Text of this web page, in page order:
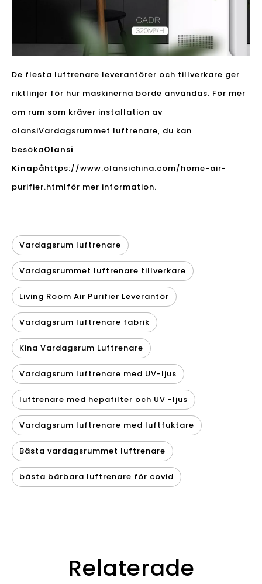
De flesta luftrenare leverantörer och tillverkare ger
riktlinjer för hur maskinerna borde användas. För mer
om rum som kräver installation av
olansiVardagsrummet luftrenare, du kan
besökaOlansi
Kinapåhttps://www.olansichina.com/home-air-
purifier.htmlför mer information.
Vardagsrum luftrenare
Vardagsrummet luftrenare tillverkare
Living Room Air Purifier Leverantör
Vardagsrum luftrenare fabrik
Kina Vardagsrum Luftrenare
Vardagsrum luftrenare med UV-ljus
luftrenare med hepafilter och UV -ljus
Vardagsrum luftrenare med luftfuktare
Bästa vardagsrummet luftrenare
bästa bärbara luftrenare för covid
Relaterade